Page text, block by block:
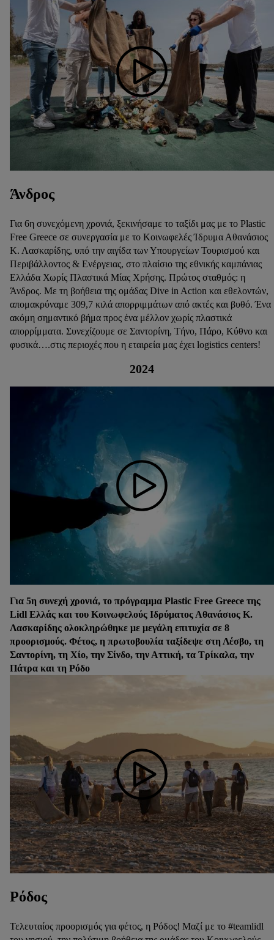
Άνδρος
Για 6η συνεχόμενη χρονιά, ξεκινήσαμε το ταξίδι μας με το Plastic
Free Greece σε συνεργασία με το Κοινωφελές Ίδρυμα Αθανάσιος
Κ. Λασκαρίδης, υπό την αιγίδα των Υπουργείων Τουρισμού και
Περιβάλλοντος & Ενέργειας, στο πλαίσιο της εθνικής καμπάνιας
Ελλάδα Χωρίς Πλαστικά Μίας Χρήσης. Πρώτος σταθμός: η
Άνδρος. Με τη βοήθεια της ομάδας Dive in Action και εθελοντών,
απομακρύναμε 309,7 κιλά απορριμμάτων από ακτές και βυθό. Ένα
ακόμη σημαντικό βήμα προς ένα μέλλον χωρίς πλαστικά
απορρίμματα. Συνεχίζουμε σε Σαντορίνη, Τήνο, Πάρο, Κύθνο και
φυσικά….στις περιοχές που η εταιρεία μας έχει logistics centers!
2024
Για 5η συνεχή χρονιά, το πρόγραμμα Plastic Free Greece της
Lidl Eλλάς και του Κοινωφελούς Ιδρύματος Αθανάσιος Κ.
Λασκαρίδης ολοκληρώθηκε με μεγάλη επιτυχία σε 8
προορισμούς. Φέτος, η πρωτοβουλία ταξίδεψε στη Λέσβο, τη
Σαντορίνη, τη Χίο, την Σίνδο, την Αττική, τα Τρίκαλα, την
Πάτρα και τη Ρόδο
Ρόδος
Τελευταίος προορισμός για φέτος, η Ρόδος! Μαζί με το #teamlidl